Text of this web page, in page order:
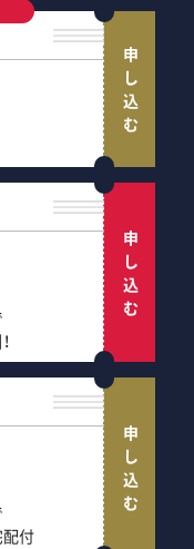
申し込む
申し込む
配付
申し込む